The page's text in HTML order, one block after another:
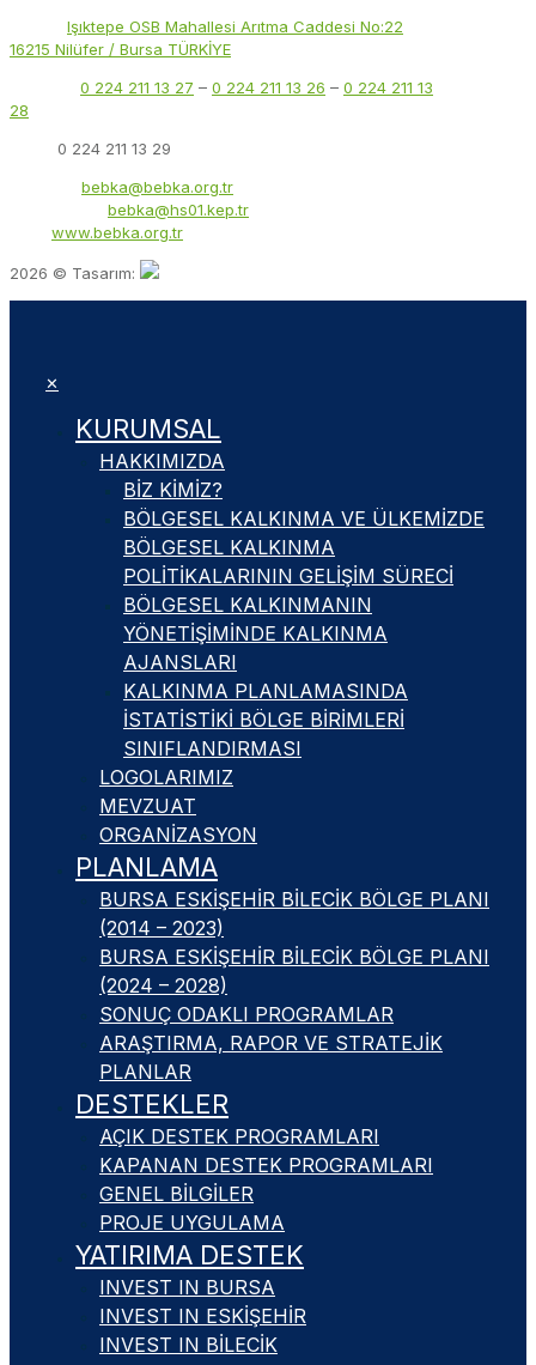
Işıktepe OSB Mahallesi Arıtma Caddesi No:22
16215 Nilüfer / Bursa TÜRKİYE
0 224 211 13 27 – 0 224 211 13 26 – 0 224 211 13
28
0 224 211 13 29
bebka@bebka.org.tr
bebka@hs01.kep.tr
www.bebka.org.tr
2026 © Tasarım:
✕
KURUMSAL
HAKKIMIZDA
BIZ KIMIZ?
BÖLGESEL KALKINMA VE ÜLKEMIZDE
BÖLGESEL KALKINMA
POLITIKALARININ GELIŞIM SÜRECI
BÖLGESEL KALKINMANIN
YÖNETIŞIMINDE KALKINMA
AJANSLARI
KALKINMA PLANLAMASINDA
İSTATISTIKI BÖLGE BIRIMLERI
SINIFLANDIRMASI
LOGOLARIMIZ
MEVZUAT
ORGANIZASYON
PLANLAMA
BURSA ESKIŞEHIR BILECIK BÖLGE PLANI
(2014 – 2023)
BURSA ESKIŞEHIR BILECIK BÖLGE PLANI
(2024 – 2028)
SONUÇ ODAKLI PROGRAMLAR
ARAŞTIRMA, RAPOR VE STRATEJIK
PLANLAR
DESTEKLER
AÇIK DESTEK PROGRAMLARI
KAPANAN DESTEK PROGRAMLARI
GENEL BILGILER
PROJE UYGULAMA
YATIRIMA DESTEK
INVEST IN BURSA
INVEST IN ESKIŞEHIR
INVEST IN BILECIK